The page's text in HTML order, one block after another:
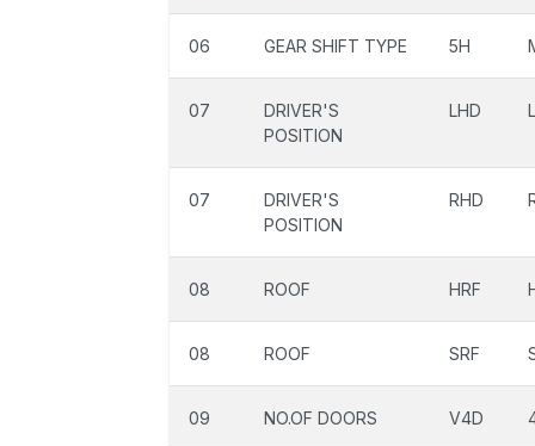
06 GEAR SHIFT TYPE 5H
07
DRIVER'S
POSITION
LHD
07
DRIVER'S
POSITION
RHD
08 ROOF HRF
08 ROOF SRF
09 NO.OF DOORS V4D